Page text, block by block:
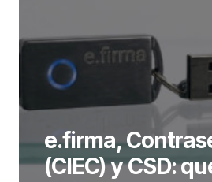
e.firma,
(CIEC) y CSD: